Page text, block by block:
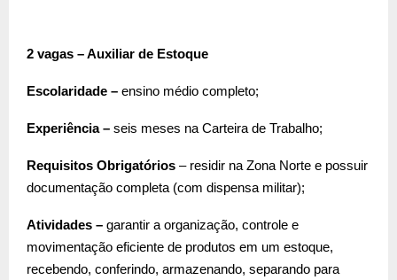
2 vagas – Auxiliar de Estoque
Escolaridade – ensino médio completo;
Experiência – seis meses na Carteira de Trabalho;
Requisitos Obrigatórios – residir na Zona Norte e possuir
documentação completa (com dispensa militar);
Atividades – garantir a organização, controle e
movimentação eficiente de produtos em um estoque,
recebendo, conferindo, armazenando, separando para